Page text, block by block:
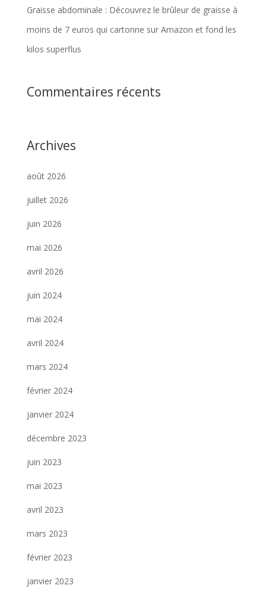
Graisse abdominale : Découvrez le brûleur de graisse à
moins de 7 euros qui cartonne sur Amazon et fond les
kilos superflus
Commentaires récents
Archives
août 2026
juillet 2026
juin 2026
mai 2026
avril 2026
juin 2024
mai 2024
avril 2024
mars 2024
février 2024
janvier 2024
décembre 2023
juin 2023
mai 2023
avril 2023
mars 2023
février 2023
janvier 2023